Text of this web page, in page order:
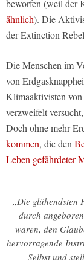
beworfen (weil der
ähnlich). Die
der Extinction
Die Menschen im
von
Klimaaktivisten von
verzweifelt
Doch ohne mehr
kommen, die den
Leben gefährdeter
„Die glühendsten
durch
waren, den
hervorragende
Selbst und